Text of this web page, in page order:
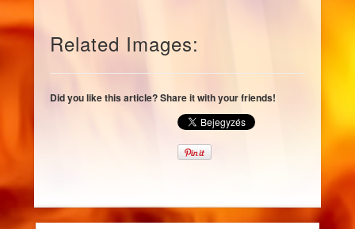
Related Images:
Did you like this article? Share it with your friends!